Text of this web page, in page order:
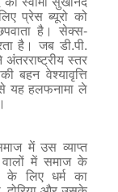
प्रेस ब्यूरो को
है। सेक्स-
है। जब डी.पी.
अंतरराष्ट्रीय स्तर
बहन वेश्यावृत्ति
यह हलफनामा ले
में उस व्याप्त
वालों में समाज के
के लिए धर्म का